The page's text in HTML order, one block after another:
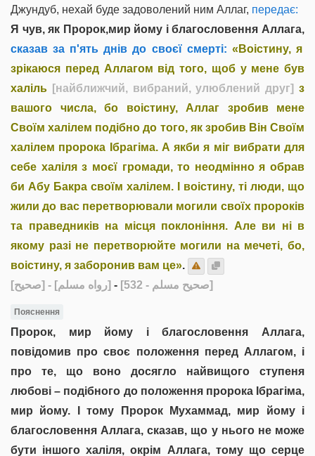
Джундуб, нехай буде задоволений ним Аллаг, передає:
Я чув, як Пророк,мир йому і благословення Аллага,
сказав за п'ять днів до своєї смерті: «Воістину, я
зрікаюся перед Аллагом від того, щоб у мене був
халіль [найближчий, вибраний, улюблений друг] з
вашого числа, бо воістину, Аллаг зробив мене
Своїм халілем подібно до того, як зробив Він Своїм
халілем пророка Ібрагіма. А якби я міг вибрати для
себе халіля з моєї громади, то неодмінно я обрав
би Абу Бакра своїм халілем. І воістину, ті люди, що
жили до вас перетворювали могили своїх пророків
та праведників на місця поклоніння. Але ви ні в
якому разі не перетворюйте могили на мечеті, бо,
воістину, я заборонив вам це».
[صحيح]
- [رواه مسلم] - [صحيح مسلم - 532]
Пояснення
Пророк, мир йому і благословення Аллага,
повідомив про своє положення перед Аллагом, і
про те, що воно досягло найвищого ступеня
любові – подібного до положення пророка Ібрагіма,
мир йому. І тому Пророк Мухаммад, мир йому і
благословення Аллага, сказав, що у нього не може
бути іншого халіля, окрім Аллага, тому що серце